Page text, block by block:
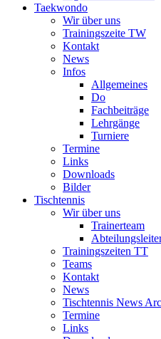
Taekwondo
Wir über uns
Trainingszeite TW
Kontakt
News
Infos
Allgemeines
Do
Fachbeiträge
Lehrgänge
Turniere
Termine
Links
Downloads
Bilder
Tischtennis
Wir über uns
Trainerteam
Trainingszeiten TT
Teams
Kontakt
News
Tischtennis News
Termine
Links